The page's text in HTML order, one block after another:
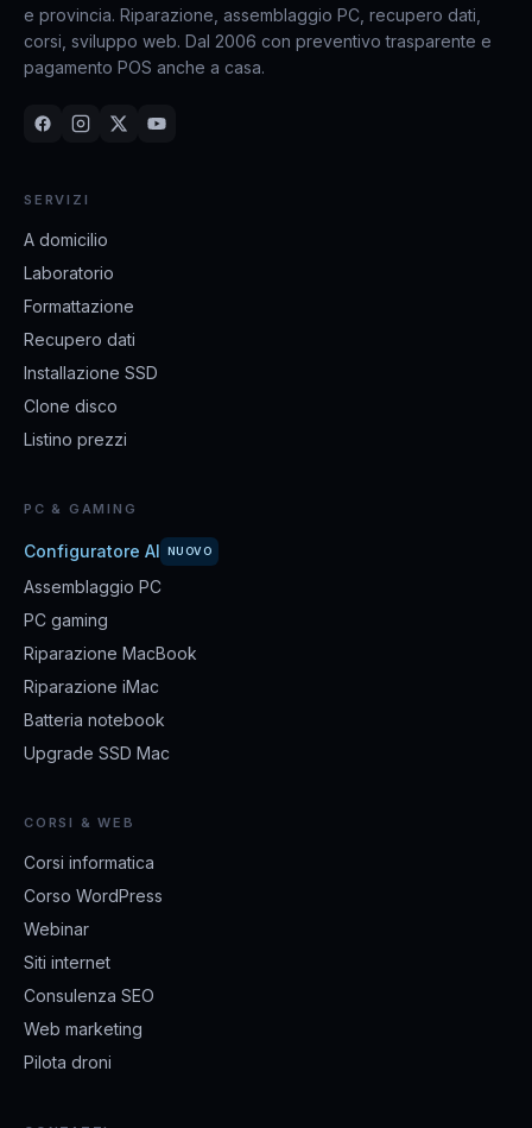
e provincia. Riparazione, assemblaggio PC, recupero dati,
corsi, sviluppo web. Dal 2006 con preventivo trasparente e
pagamento POS anche a casa.
SERVIZI
A domicilio
Laboratorio
Formattazione
Recupero dati
Installazione SSD
Clone disco
Listino prezzi
PC & GAMING
Configuratore AI NUOVO
Assemblaggio PC
PC gaming
Riparazione MacBook
Riparazione iMac
Batteria notebook
Upgrade SSD Mac
CORSI & WEB
Corsi informatica
Corso WordPress
Webinar
Siti internet
Consulenza SEO
Web marketing
Pilota droni